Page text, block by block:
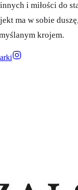
i miłości do
ma w sobie
krojem.